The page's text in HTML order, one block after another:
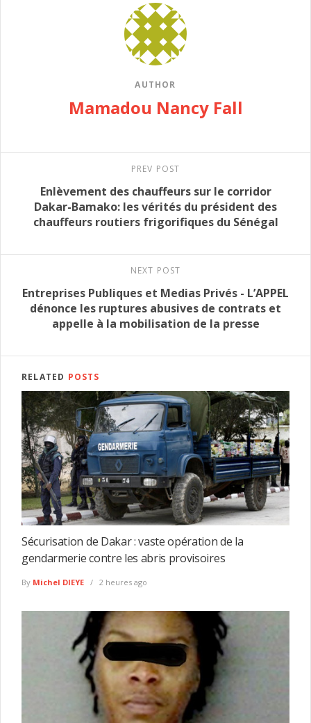
AUTHOR
Mamadou Nancy Fall
PREV POST
Enlèvement des chauffeurs sur le corridor
Dakar-Bamako: les vérités du président des
chauffeurs routiers frigorifiques du Sénégal
NEXT POST
Entreprises Publiques et Medias Privés - L’APPEL
dénonce les ruptures abusives de contrats et
appelle à la mobilisation de la presse
RELATED POSTS
Sécurisation de Dakar : vaste opération de la
gendarmerie contre les abris provisoires
By Michel DIEYE 2 heures ago